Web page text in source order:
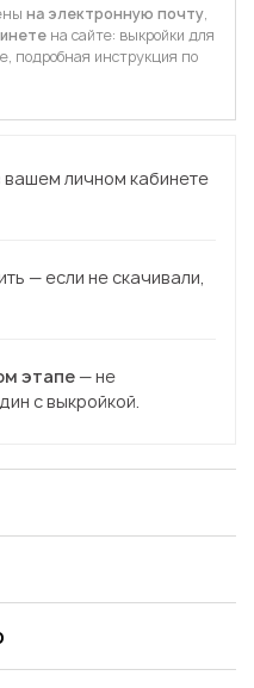
на электронную почту,
на сайте: выкройки для
подробная инструкция по
вашем личном кабинете
— если не скачивали,
этапе — не
с выкройкой.